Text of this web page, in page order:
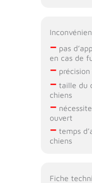
–pas
en cas de
–précision
–taille du
chiens
–
ouvert
–temps
chiens
Fiche